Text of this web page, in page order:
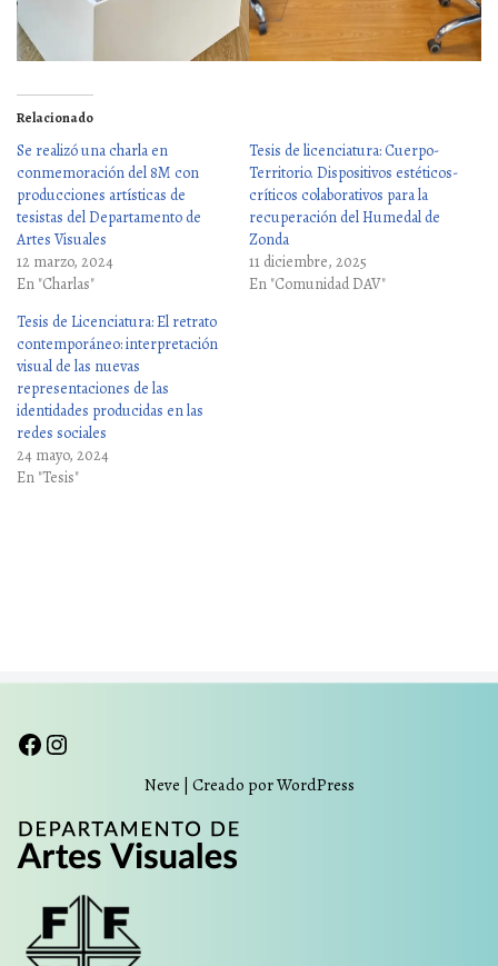
Relacionado
Se realizó una charla en
conmemoración del 8M con
producciones artísticas de
tesistas del Departamento de
Artes Visuales
12 marzo, 2024
En "Charlas"
Tesis de licenciatura: Cuerpo-
Territorio. Dispositivos estéticos-
críticos colaborativos para la
recuperación del Humedal de
Zonda
11 diciembre, 2025
En "Comunidad DAV"
Tesis de Licenciatura: El retrato
contemporáneo: interpretación
visual de las nuevas
representaciones de las
identidades producidas en las
redes sociales
24 mayo, 2024
En "Tesis"
Neve | Creado porWordPress